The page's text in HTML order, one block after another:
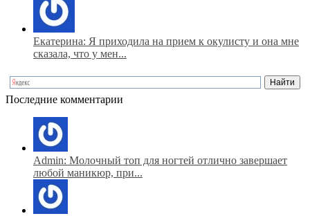
Екатерина: Я приходила на прием к окулисту и она мне
сказала, что у мен...
Последние комментарии
Admin: Молочный топ для ногтей отлично завершает
любой маникюр, при...